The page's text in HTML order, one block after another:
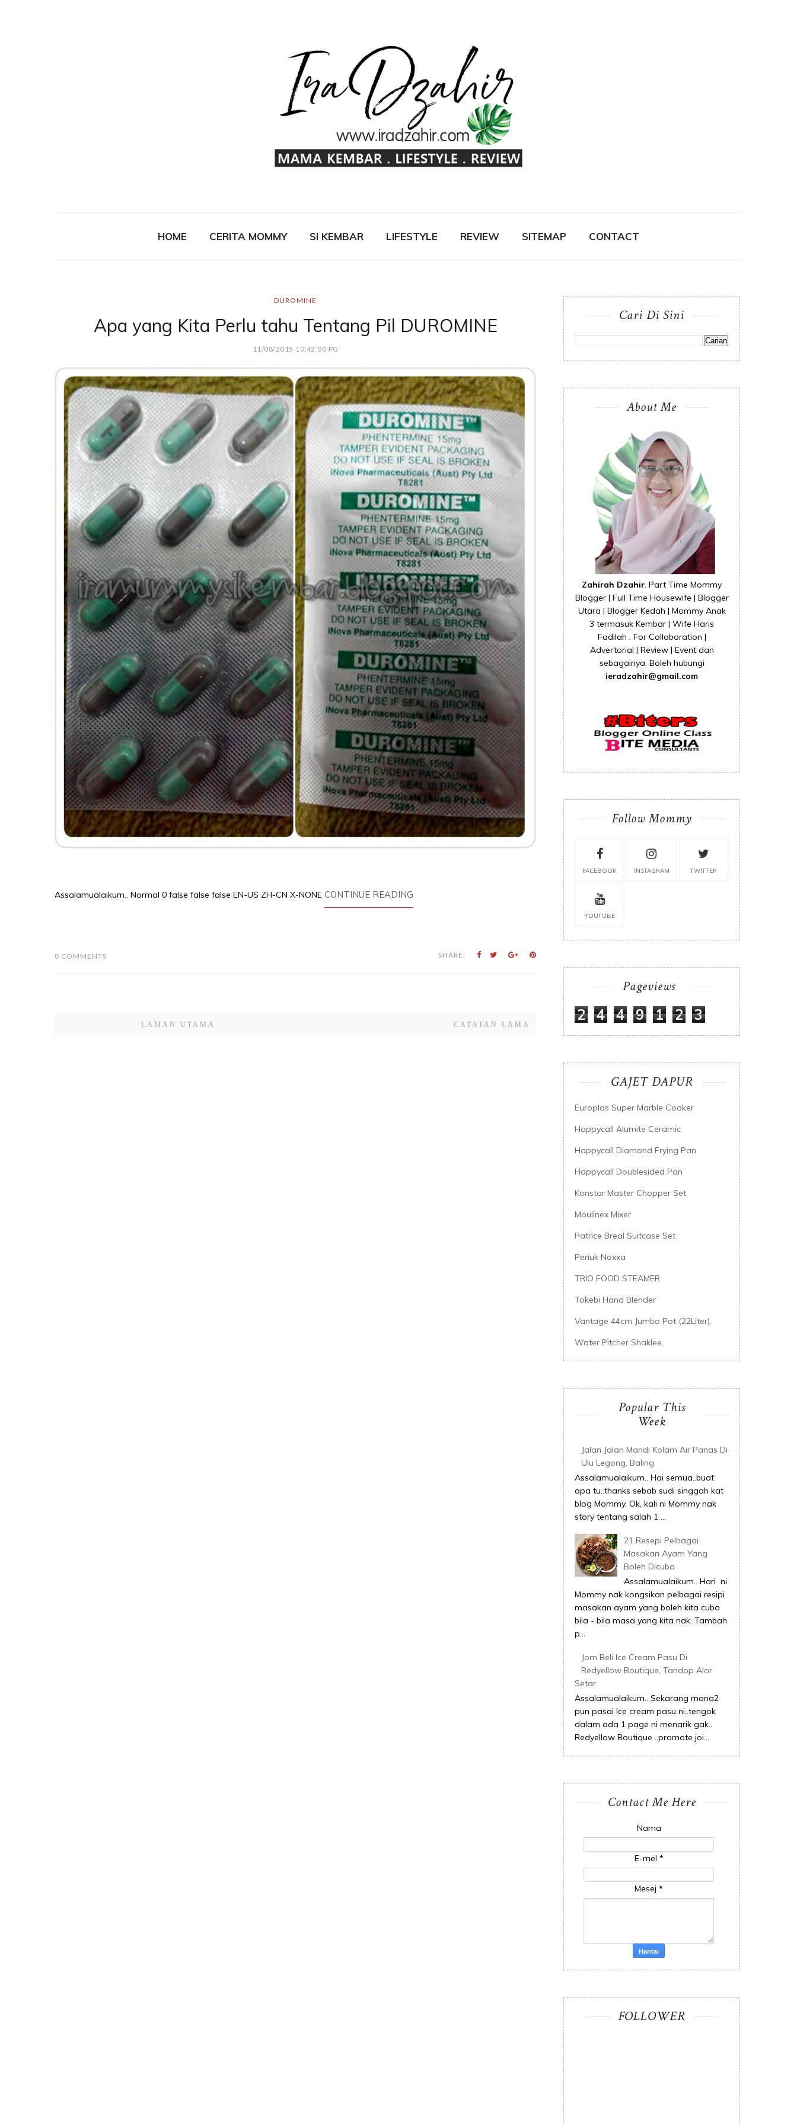
HOME CERITA MOMMY SI KEMBAR LIFESTYLE REVIEW SITEMAP CONTACT
DUROMINE
Apa yang Kita Perlu tahu Tentang Pil DUROMINE
11/08/2015 10:42:00 PG
Assalamualaikum.. Normal 0 false false false EN-US ZH-CN X-NONE CONTINUE READING
0 COMMENTS SHARE:
CATATAN LAMA
LAMAN UTAMA
Cari Di Sini
About Me
Zahirah Dzahir . Part Time Mommy
Blogger | Full Time Housewife | Blogger
Utara | Blogger Kedah | Mommy Anak
3 termasuk Kembar | Wife Haris
Fadilah . For Collaboration |
Advertorial | Review | Event dan
sebagainya. Boleh hubungi
ieradzahir@gmail.com
Follow Mommy
FACEBOOK INSTAGRAM TWITTER
YOUTUBE
Pageviews
2 4 4 9 1 2 3
GAJET DAPUR
Europlas Super Marble Cooker
Happycall Alumite Ceramic
Happycall Diamond Frying Pan
Happycall Doublesided Pan
Konstar Master Chopper Set
Moulinex Mixer
Patrice Breal Suitcase Set
Periuk Noxxa
TRIO FOOD STEAMER
Tokebi Hand Blender
Vantage 44cm Jumbo Pot (22Liter).
Water Pitcher Shaklee.
Popular This
Week
Jalan Jalan Mandi Kolam Air Panas Di
Ulu Legong, Baling
Assalamualaikum.. Hai semua..buat
apa tu..thanks sebab sudi singgah kat
blog Mommy. Ok, kali ni Mommy nak
story tentang salah 1 ...
21 Resepi Pelbagai
Masakan Ayam Yang
Boleh Dicuba
Assalamualaikum.. Hari ni
Mommy nak kongsikan pelbagai resipi
masakan ayam yang boleh kita cuba
bila - bila masa yang kita nak. Tambah
p...
Jom Beli Ice Cream Pasu Di
Redyellow Boutique, Tandop Alor
Setar.
Assalamualaikum.. Sekarang mana2
pun pasai Ice cream pasu ni..tengok
dalam ada 1 page ni menarik gak..
Redyellow Boutique ..promote joi...
Contact Me Here
Nama
E-mel *
Mesej*
FOLLOWER